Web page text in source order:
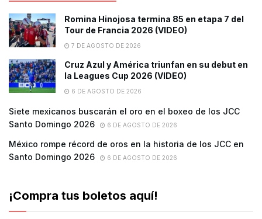
Romina Hinojosa termina 85 en etapa 7 del
Tour de Francia 2026 (VIDEO)
7 DE AGOSTO DE 2026
Cruz Azul y América triunfan en su debut en
la Leagues Cup 2026 (VIDEO)
6 DE AGOSTO DE 2026
Siete mexicanos buscarán el oro en el boxeo de los JCC
Santo Domingo 2026
6 DE AGOSTO DE 2026
México rompe récord de oros en la historia de los JCC en
Santo Domingo 2026
6 DE AGOSTO DE 2026
¡Compra tus boletos aquí!